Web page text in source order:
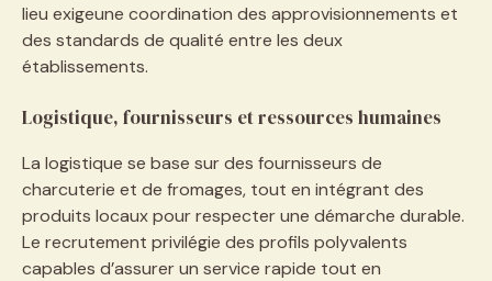
lieu exigeune coordination des approvisionnements et
des standards de qualité entre les deux
établissements.
Logistique, fournisseurs et ressources humaines
La logistique se base sur des fournisseurs de
charcuterie et de fromages, tout en intégrant des
produits locaux pour respecter une démarche durable.
Le recrutement privilégie des profils polyvalents
capables d’assurer un service rapide tout en